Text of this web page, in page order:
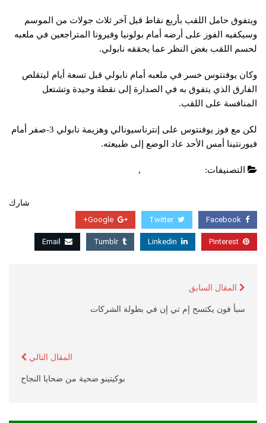
ويتفوق حامل اللقب بأربع نقاط قبل آخر ثلاث جولات من الموسم
وسيكفيه الفوز على أرضه أمام بولونيا وفيرونا المتراجعين في ملعبه
لحسم اللقب بغض النظر عما يحققه نابولي.
وكان يوفنتوس خسر في ملعبه أمام نابولي قبل تسعة أيام ليتقلص
الفارق الذي يتفوق به في الصدارة إلى نقطة وحيدة وتشتعل
المنافسة على اللقب.
لكن مع فوز يوفنتوس على إنترناسيونالي وهزيمة نابولي 3-صفر أمام
فيورنتينا أمس الأحد عاد الوضع إلى طبيعته.
التصنيفات: ,
شارك
Facebook
Twitter
Google+
Pinterest
Linkedin
Tumblr
Email
المقال السابق
سبأ فون يكتسح إم تي إن في بطولة الشركات
المقال التالي
بوكيتينو ضحية من ضحايا النجاح